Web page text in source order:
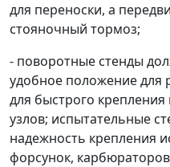
для переноски, а
стояночный тормоз;
- поворотные стенды
удобное положение для
для быстрого
узлов; испытательные
надежность крепления
форсунок,